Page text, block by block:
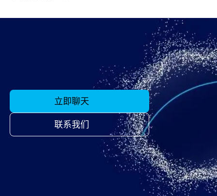
立即聊天
联系我们